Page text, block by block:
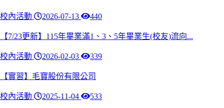
校內活動 2026-07-13 440
【7/23更新】115年畢業滿1、3、5年畢業生(校友)流向...
校內活動 2026-02-03 339
【實習】毛寶股份有限公司
校內活動 2025-11-04 533